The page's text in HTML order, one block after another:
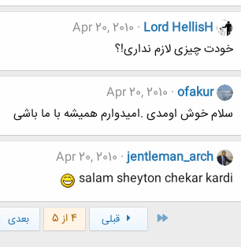
Lord HellisH
Apr 20, 2010
خودت چیزی لازم نداری!؟
ofakur
Apr 20, 2010
سلام خوش اومدی .امیدوارم همیشه با ما باشی
jentleman_arch
Apr 20, 2010
salam sheyton chekar kardi
قبلی 4 از 5 بعدی